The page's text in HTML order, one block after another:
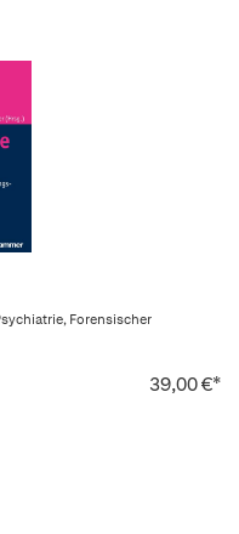
Forensischer
39,00 €*